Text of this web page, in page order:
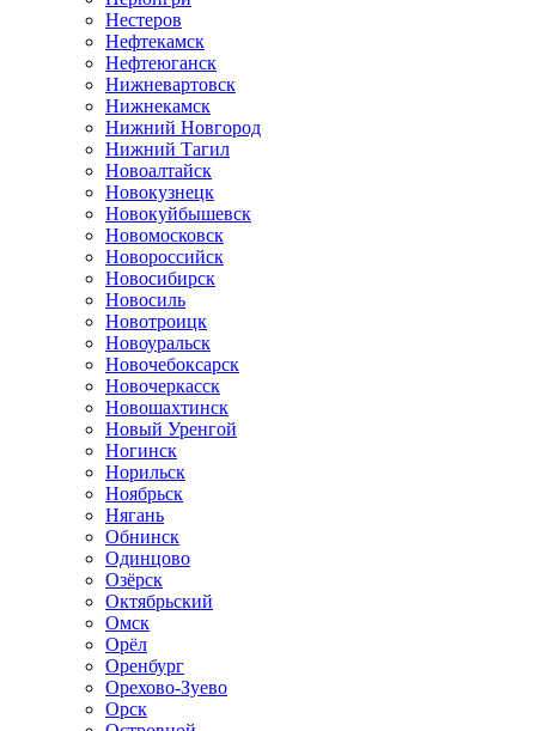
Нестеров
Нефтекамск
Нефтеюганск
Нижневартовск
Нижнекамск
Нижний Новгород
Нижний Тагил
Новоалтайск
Новокузнецк
Новокуйбышевск
Новомосковск
Новороссийск
Новосибирск
Новосиль
Новотроицк
Новоуральск
Новочебоксарск
Новочеркасск
Новошахтинск
Новый Уренгой
Ногинск
Норильск
Ноябрьск
Нягань
Обнинск
Одинцово
Озёрск
Октябрьский
Омск
Орёл
Оренбург
Орехово-Зуево
Орск